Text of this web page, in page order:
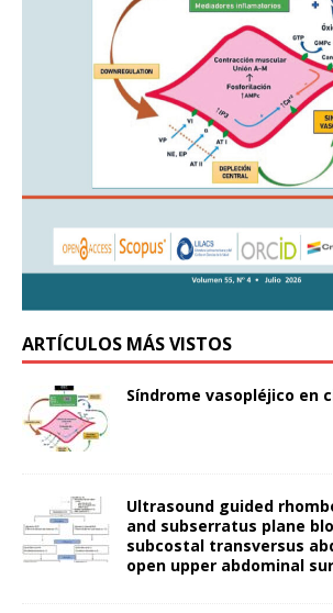
ARTÍCULOS MÁS VISTOS
Síndrome vasopléjico en
Ultrasound guided
and subserratus plane
subcostal transversus
open upper abdominal